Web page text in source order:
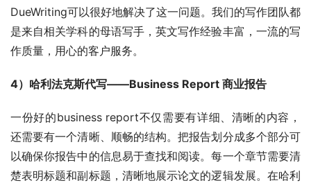
DueWriting可以很好地解决了这一问题。我们的写作团队都
是来自相关学科的母语写手，英文写作经验丰富，一流的写
作质量，用心的客户服务。
4）哈利法克斯代写——Business Report 商业报告
一份好的business report不仅需要有详细、清晰的内容，
还需要有一个清晰、顺畅的结构。把报告划分成多个部分可
以确保你报告中的信息易于查找和阅读。每一个章节需要清
楚表明标题和副标题，清晰地展示论文的逻辑发展。在哈利